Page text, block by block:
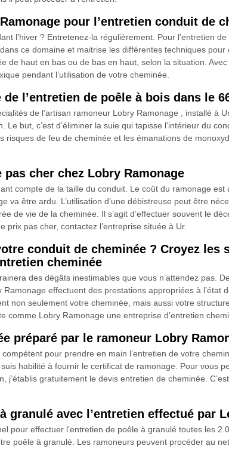
pour l’entretien conduit de
l’hiver ? Entretenez-la régulièrement. Pour l’entretien
ce domaine et maitrise les différentes techniques
de haut en bas ou de bas en haut, selon la situation.
pendant l’utilisation de votre cheminée.
l’entretien de poêle à bois dans le
de l’artisan ramoneur Lobry Ramonage , installé
but, c’est d’éliminer la suie qui tapisse l’intérieur du
de feu de cheminée et les émanations de
cher chez Lobry Ramonage
compte de la taille du conduit. Le coût du ramonage
va être ardu. L’utilisation d’une débistreuse peut être
de vie de la cheminée. Il s’agit d’effectuer souvent le
prix pas cher, contactez l’entreprise située à Ur.
conduit de cheminée ? Croyez les
cheminée
des dégâts inestimables que vous n’attendez pas.
effectuent des prestations appropriées à
non seulement votre cheminée, mais aussi votre
comme Lobry Ramonage une entreprise d’entretien
préparé par le ramoneur Lobry
pour prendre en main l’entretien de votre
habilité à fournir le certificat de ramonage. Pour vous
j’établis gratuitement le devis entretien de cheminée.
granulé avec l’entretien effectué par
pour effectuer l’entretien de poêle à granulé toutes les
poêle à granulé. Les ramoneurs peuvent procéder au